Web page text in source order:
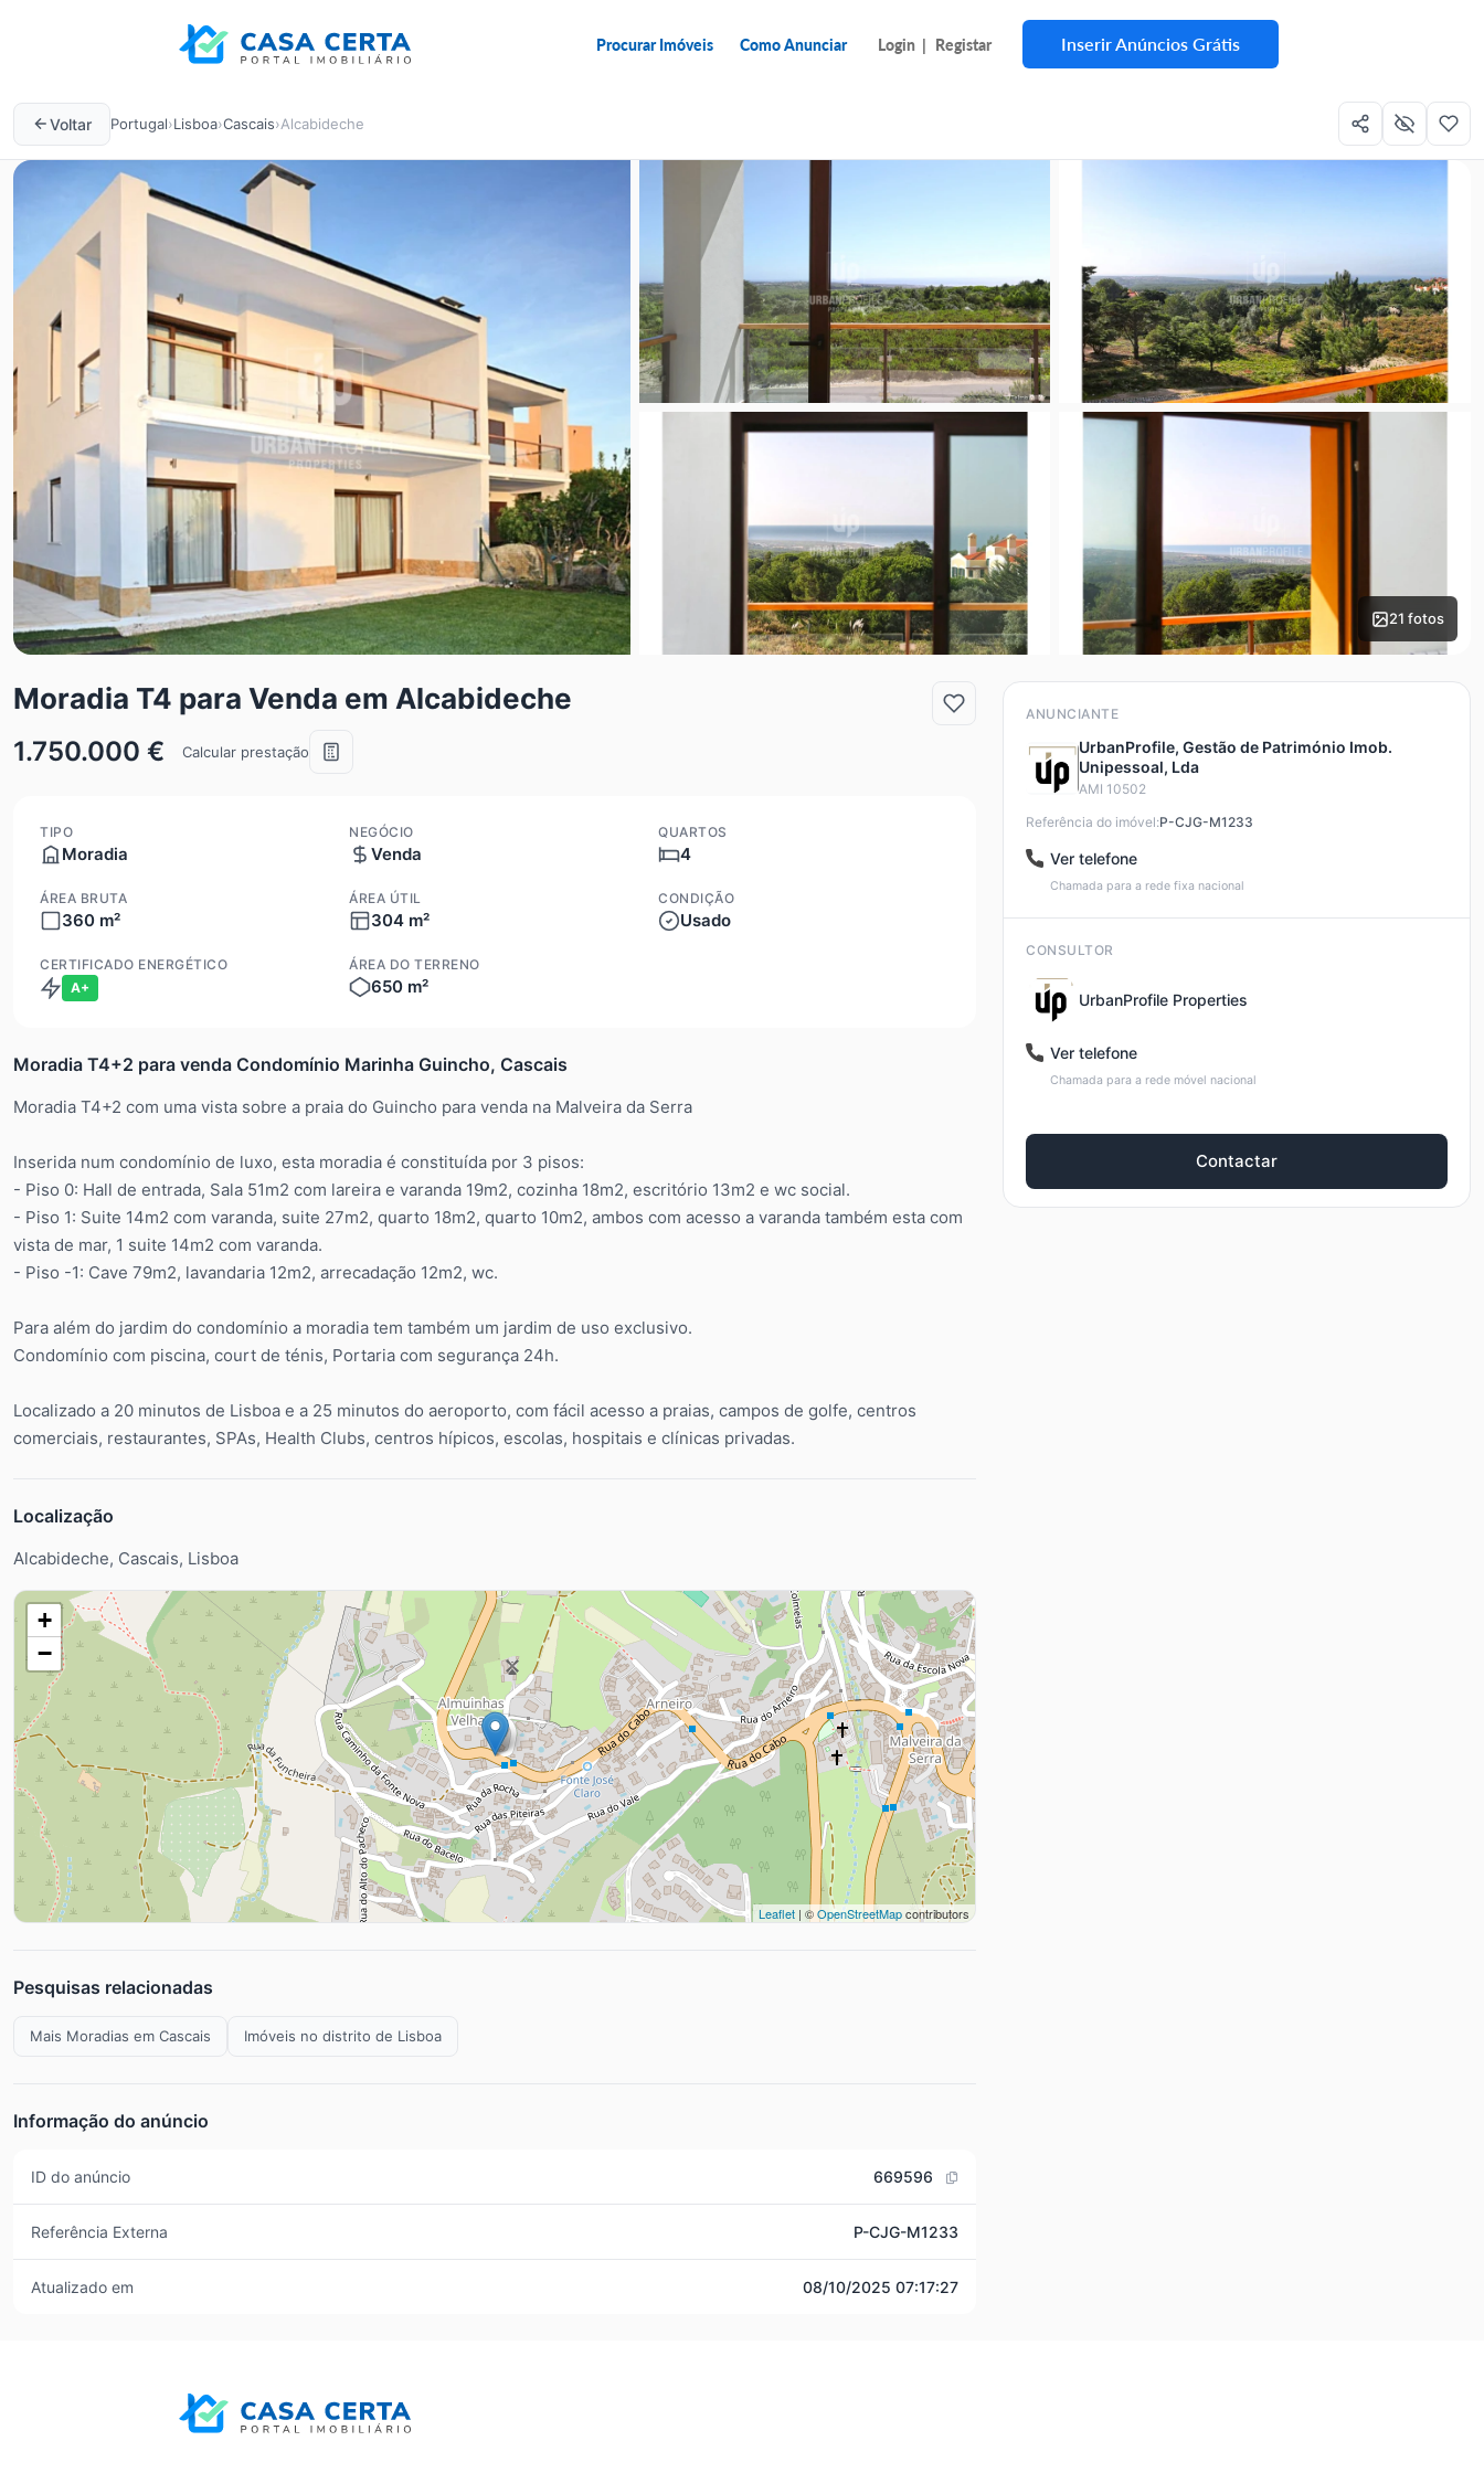
Procurar Imóveis Como Anunciar Login | Registar Inserir Anúncios Grátis
Voltar Portugal›Lisboa›Cascais›Alcabideche
21 fotos
Moradia T4 para Venda em Alcabideche
1.750.000 € Calcular prestação
TIPO
Moradia
NEGÓCIO
Venda
QUARTOS
4
ÁREA BRUTA
360 m²
ÁREA ÚTIL
304 m²
CONDIÇÃO
Usado
CERTIFICADO ENERGÉTICO
A+
ÁREA DO TERRENO
650 m²
Moradia T4+2 para venda Condomínio Marinha Guincho, Cascais
Moradia T4+2 com uma vista sobre a praia do Guincho para venda na Malveira da Serra
Inserida num condomínio de luxo, esta moradia é constituída por 3 pisos:
- Piso 0: Hall de entrada, Sala 51m2 com lareira e varanda 19m2, cozinha 18m2, escritório 13m2 e wc social.
- Piso 1: Suite 14m2 com varanda, suite 27m2, quarto 18m2, quarto 10m2, ambos com acesso a varanda também esta com
vista de mar, 1 suite 14m2 com varanda.
- Piso -1: Cave 79m2, lavandaria 12m2, arrecadação 12m2, wc.
Para além do jardim do condomínio a moradia tem também um jardim de uso exclusivo.
Condomínio com piscina, court de ténis, Portaria com segurança 24h.
Localizado a 20 minutos de Lisboa e a 25 minutos do aeroporto, com fácil acesso a praias, campos de golfe, centros
comerciais, restaurantes, SPAs, Health Clubs, centros hípicos, escolas, hospitais e clínicas privadas.
Localização
Alcabideche, Cascais, Lisboa
+
−
Leaflet | ©OpenStreetMapcontributors
Pesquisas relacionadas
Mais Moradias em Cascais Imóveis no distrito de Lisboa
Informação do anúncio
ID do anúncio 669596
Referência Externa P-CJG-M1233
Atualizado em 08/10/2025 07:17:27
ANUNCIANTE
UrbanProfile, Gestão de Património Imob.
Unipessoal, Lda
AMI 10502
Referência do imóvel:P-CJG-M1233
Ver telefone
Chamada para a rede fixa nacional
CONSULTOR
UrbanProfile Properties
Ver telefone
Chamada para a rede móvel nacional
Contactar